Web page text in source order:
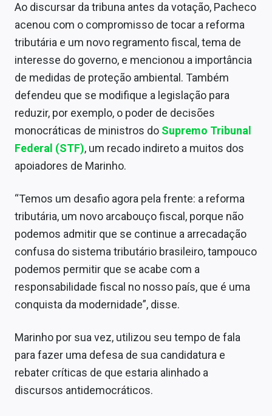
Ao discursar da tribuna antes da votação, Pacheco
acenou com o compromisso de tocar a reforma
tributária e um novo regramento fiscal, tema de
interesse do governo, e mencionou a importância
de medidas de proteção ambiental. Também
defendeu que se modifique a legislação para
reduzir, por exemplo, o poder de decisões
monocráticas de ministros do Supremo Tribunal
Federal (STF), um recado indireto a muitos dos
apoiadores de Marinho.
“Temos um desafio agora pela frente: a reforma
tributária, um novo arcabouço fiscal, porque não
podemos admitir que se continue a arrecadação
confusa do sistema tributário brasileiro, tampouco
podemos permitir que se acabe com a
responsabilidade fiscal no nosso país, que é uma
conquista da modernidade”, disse.
Marinho por sua vez, utilizou seu tempo de fala
para fazer uma defesa de sua candidatura e
rebater críticas de que estaria alinhado a
discursos antidemocráticos.